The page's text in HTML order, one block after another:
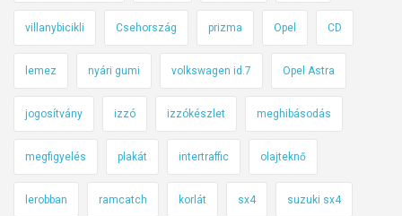
villanybicikli Csehország prizma Opel CD
lemez nyári gumi volkswagen id.7 Opel Astra
jogosítvány izzó izzókészlet meghibásodás
megfigyelés plakát intertraffic olajteknő
lerobban ramcatch korlát sx4 suzuki sx4